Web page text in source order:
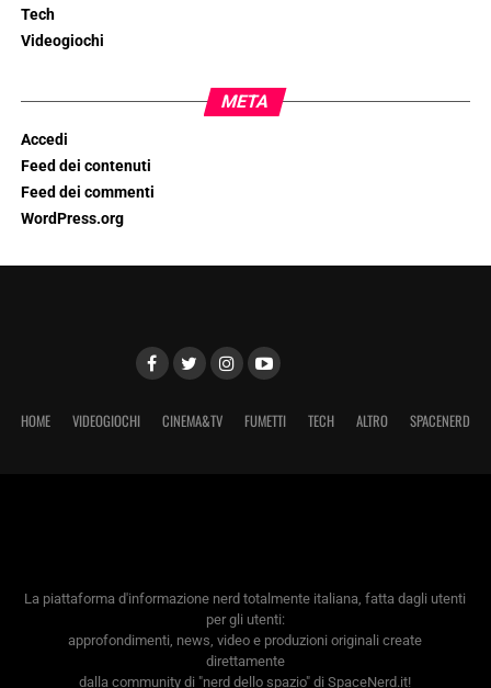
Tech
Videogiochi
META
Accedi
Feed dei contenuti
Feed dei commenti
WordPress.org
HOME VIDEOGIOCHI CINEMA&TV FUMETTI TECH ALTRO SPACENERD
La piattaforma d'informazione nerd totalmente italiana, fatta dagli utenti
per gli utenti:
approfondimenti, news, video e produzioni originali create
direttamente
dalla community di "nerd dello spazio" di SpaceNerd.it!